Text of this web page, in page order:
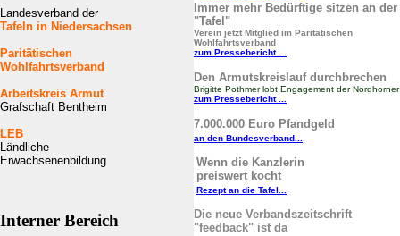
Landesverband der
Tafeln in Niedersachsen
Paritätischen
Wohlfahrtsverband
Arbeitskreis Armut
Grafschaft Bentheim
LEB
Ländliche
Erwachsenenbildung
Interner Bereich
Immer mehr Bedürftige sitzen an der
"Tafel"
Verein jetzt Mitglied im Paritätischen
Wohlfahrtsverband
zum Pressebericht ...
Den Armutskreislauf durchbrechen
Brigitte Pothmer lobt Engagement der Nordhorner
zum Pressebericht ...
7.000.000 Euro Pfandgeld
an den Bundesverband...
Wenn die Kanzlerin
preiswert kocht
Rezept an die Tafel...
Die neue Verbandszeitschrift
"feedback" ist da